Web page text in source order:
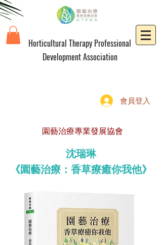
Horticultural Therapy Professional
Development Association
會員登入
園藝治療專業發展協會
沈瑞琳
《園藝治療：香草療癒你我他》